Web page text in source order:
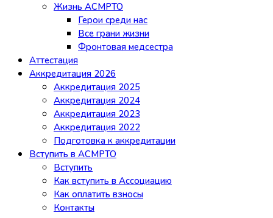
Жизнь АСМРТО
Герои среди нас
Все грани жизни
Фронтовая медсестра
Аттестация
Аккредитация 2026
Аккредитация 2025
Аккредитация 2024
Аккредитация 2023
Аккредитация 2022
Подготовка к аккредитации
Вступить в АСМРТО
Вступить
Как вступить в Ассоциацию
Как оплатить взносы
Контакты